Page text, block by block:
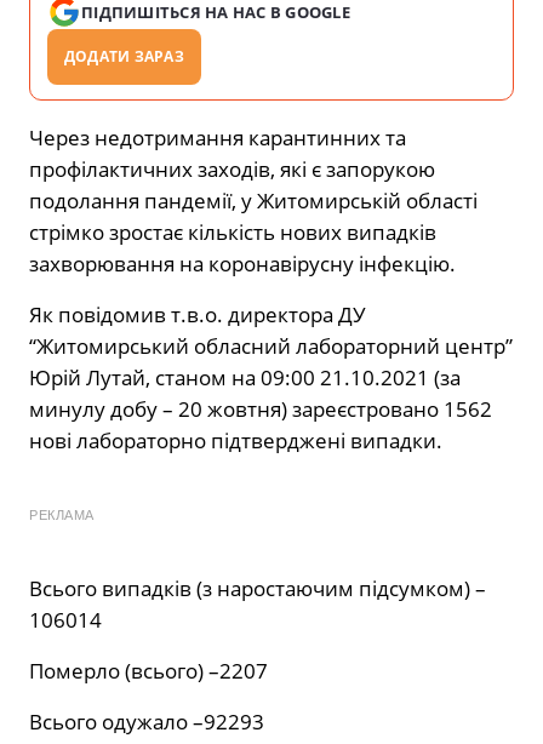
ПІДПИШІТЬСЯ НА НАС В GOOGLE
ДОДАТИ ЗАРАЗ
Через недотримання карантинних та
профілактичних заходів, які є запорукою
подолання пандемії, у Житомирській області
стрімко зростає кількість нових випадків
захворювання на коронавірусну інфекцію.
Як повідомив т.в.о. директора ДУ
“Житомирський обласний лабораторний центр”
Юрій Лутай, станом на 09:00 21.10.2021 (за
минулу добу – 20 жовтня) зареєстровано 1562
нові лабораторно підтверджені випадки.
РЕКЛАМА
Всього випадків (з наростаючим підсумком) –
106014
Померло (всього) –2207
Всього одужало –92293